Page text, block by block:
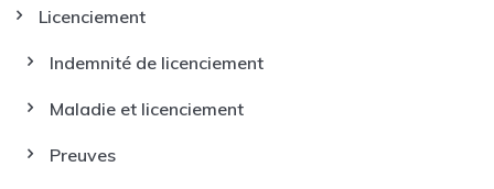
Licenciement
Indemnité de licenciement
Maladie et licenciement
Preuves